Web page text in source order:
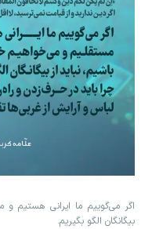
اگر می‌گوییم ما ایرانی هستیم و
بیگانگان الگو بگیریم.